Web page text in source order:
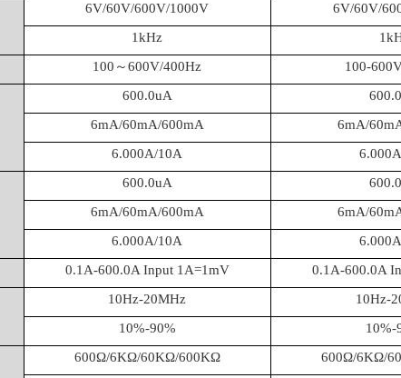
6V/60V/600V/1000V
6V/60V/
1kHz
100～600V/400Hz 100-
600.0uA
6mA/60mA/600mA
6mA/
6.000A/10A
600.0uA
6mA/60mA/600mA
6mA/
6.000A/10A
0.1A-600.0A Input 1A=1mV 0.1A-600.0A
10Hz-20MHz
10Hz-
10%-90%
10%-
600Ω/6KΩ/60KΩ/600KΩ
600Ω/6KΩ/